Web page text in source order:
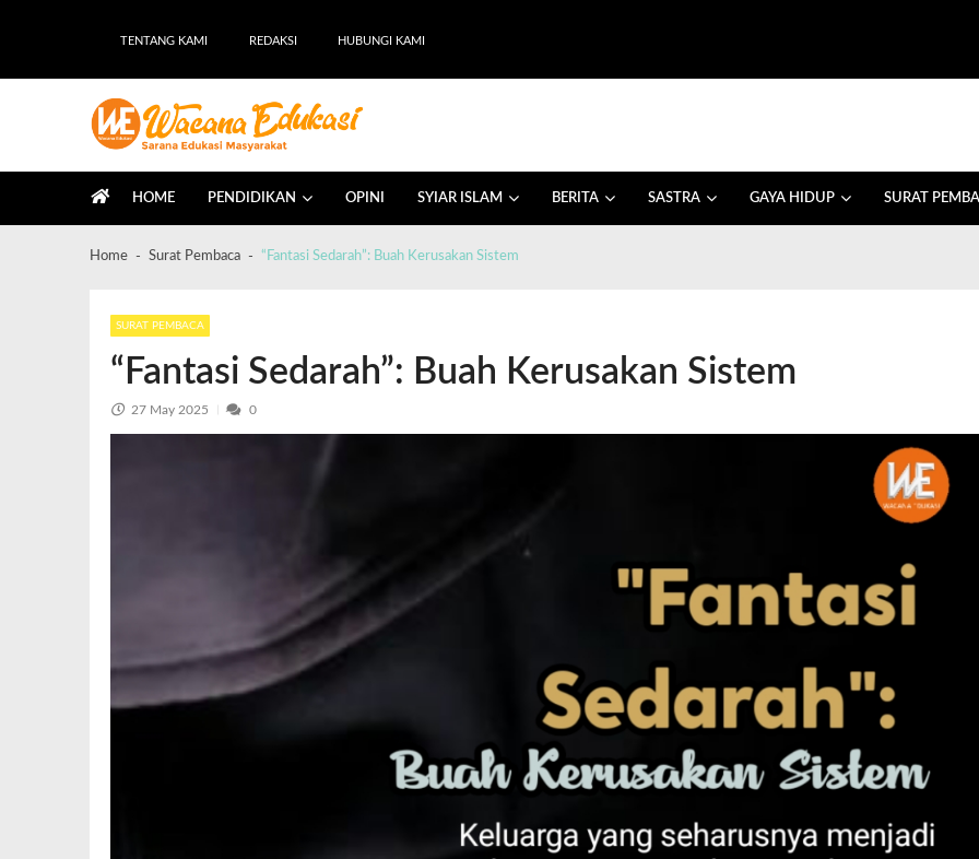
TENTANG KAMI REDAKSI HUBUNGI KAMI
HOME PENDIDIKAN OPINI SYIAR ISLAM BERITA SASTRA GAYA HIDUP SURAT
Home Surat Pembaca “Fantasi Sedarah”: Buah Kerusakan Sistem
SURAT PEMBACA
“Fantasi Sedarah”: Buah Kerusakan Sistem
27 May 2025 0